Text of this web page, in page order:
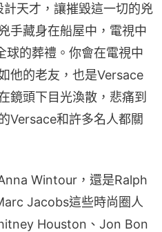
天才，讓摧毀這一切的兇
手藏身在船屋中，電視中
球的葬禮。你會在電視中
他的老友，也是Versace
鏡頭下目光渙散，悲痛到
Versace和許多名人都關
Wintour，還是Ralph
Jacobs這些時尚圈人
Houston、Jon Bon